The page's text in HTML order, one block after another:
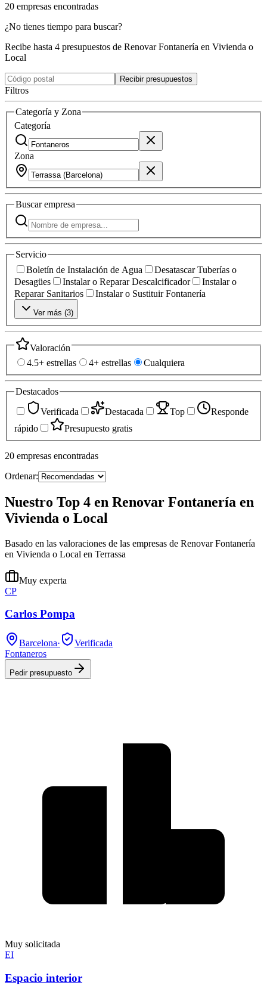
20 empresas encontradas
¿No tienes tiempo para buscar?
Recibe hasta 4 presupuestos de Renovar Fontanería en Vivienda o
Local
Recibir presupuestos
Filtros
Categoría y Zona
Categoría
Zona
Buscarempresa
Servicio
Boletín de Instalación de Agua
Desatascar Tuberías o
Desagües
Instalar o Reparar Descalcificador
Instalar o
Reparar Sanitarios
Instalar o Sustituir Fontanería
Ver más (3)
Valoración
4.5+ estrellas
4+ estrellas Cualquiera
Destacados
Verificada
Destacada Top
Responde
rápido
Presupuesto gratis
20 empresas encontradas
Ordenar:
Nuestro Top 4 en Renovar Fontanería en
Vivienda o Local
Basado en las valoraciones de las empresas de Renovar Fontanería
en Vivienda o Local en Terrassa
Muy experta
CP
Carlos Pompa
Barcelona·
Verificada
Fontaneros
Pedir presupuesto
Muy solicitada
EI
Espacio interior